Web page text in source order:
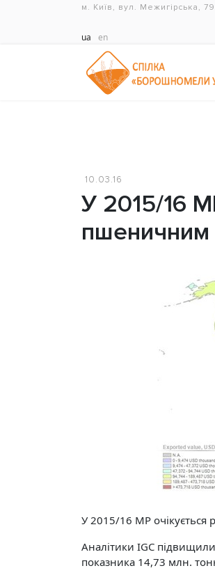
м. Київ, вул. Межигірська,
ua en
10.03.16
У 2015/16
У 2015/16 МР очікується
Аналітики IGC
показника 14,73 млн.